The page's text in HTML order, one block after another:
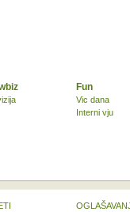
Fun
Vic dana
Interni vju